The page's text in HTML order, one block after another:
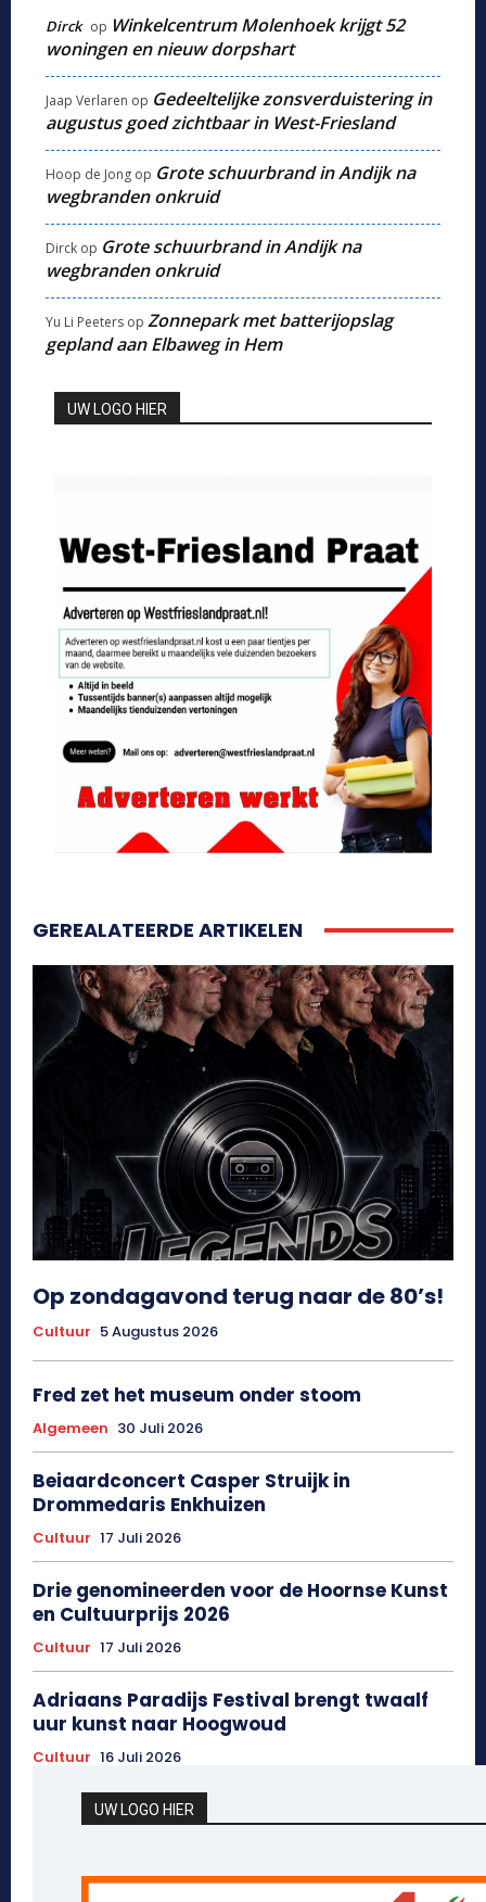
Dirck op Winkelcentrum Molenhoek krijgt 52
woningen en nieuw dorpshart
Jaap Verlaren op Gedeeltelijke zonsverduistering in
augustus goed zichtbaar in West-Friesland
Hoop de Jong op Grote schuurbrand in Andijk na
wegbranden onkruid
Dirck op Grote schuurbrand in Andijk na
wegbranden onkruid
Yu Li Peeters op Zonnepark met batterijopslag
gepland aan Elbaweg in Hem
UW LOGO HIER
GEREALATEERDE ARTIKELEN
Op zondagavond terug naar de 80’s!
Cultuur 5 Augustus 2026
Fred zet het museum onder stoom
Algemeen 30 Juli 2026
Beiaardconcert Casper Struijk in
Drommedaris Enkhuizen
Cultuur 17 Juli 2026
Drie genomineerden voor de Hoornse Kunst
en Cultuurprijs 2026
Cultuur 17 Juli 2026
Adriaans Paradijs Festival brengt twaalf
uur kunst naar Hoogwoud
Cultuur 16 Juli 2026
UW LOGO HIER